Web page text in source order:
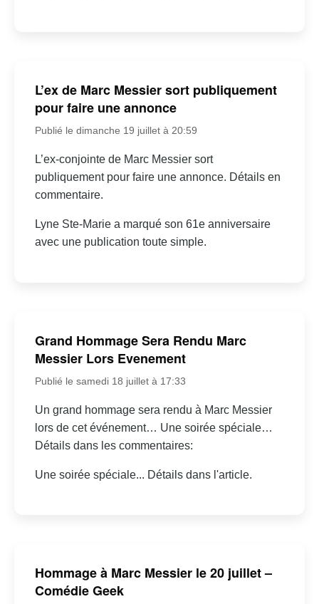
L’ex de Marc Messier sort publiquement
pour faire une annonce
Publié le dimanche 19 juillet à 20:59
L’ex-conjointe de Marc Messier sort
publiquement pour faire une annonce. Détails en
commentaire.
Lyne Ste-Marie a marqué son 61e anniversaire
avec une publication toute simple.
Grand Hommage Sera Rendu Marc
Messier Lors Evenement
Publié le samedi 18 juillet à 17:33
Un grand hommage sera rendu à Marc Messier
lors de cet événement… Une soirée spéciale…
Détails dans les commentaires:
Une soirée spéciale... Détails dans l'article.
Hommage à Marc Messier le 20 juillet –
Comédie Geek